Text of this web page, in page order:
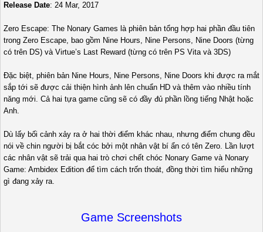
Release Date: 24 Mar, 2017
Zero Escape: The Nonary Games là phiên bản tổng hợp hai phần đầu tiên
trong Zero Escape, bao gồm Nine Hours, Nine Persons, Nine Doors (từng
có trên DS) và Virtue’s Last Reward (từng có trên PS Vita và 3DS)
Đặc biệt, phiên bản Nine Hours, Nine Persons, Nine Doors khi được ra mắt
sắp tới sẽ được cải thiện hình ảnh lên chuẩn HD và thêm vào nhiều tính
năng mới. Cả hai tựa game cũng sẽ có đầy đủ phần lồng tiếng Nhật hoặc
Anh.
Dù lấy bối cảnh xảy ra ở hai thời điểm khác nhau, nhưng điểm chung đều
nói về chin người bị bắt cóc bởi một nhân vật bí ẩn có tên Zero. Lần lượt
các nhân vật sẽ trải qua hai trò chơi chết chóc Nonary Game và Nonary
Game: Ambidex Edition để tìm cách trốn thoát, đồng thời tìm hiểu những
gì đang xảy ra.
Game Screenshots